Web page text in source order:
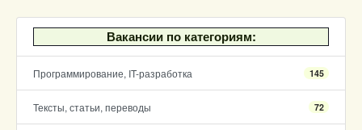
Вакансии по категориям:
Программирование, IT-разработка 145
Тексты, статьи, переводы 72